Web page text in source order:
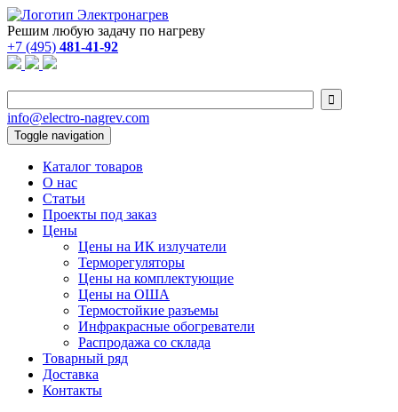
Решим любую задачу по нагреву
+7 (495) 481-41-92

info@electro-nagrev.com
Toggle navigation
Каталог товаров
О нас
Статьи
Проекты под заказ
Цены
Цены на ИК излучатели
Терморегуляторы
Цены на комплектующие
Цены на ОША
Термостойкие разъемы
Инфракрасные обогреватели
Распродажа со склада
Товарный ряд
Доставка
Контакты